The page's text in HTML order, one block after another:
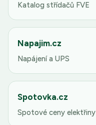
Katalog střídačů FVE
Napajim.cz
Napájení a UPS
Spotovka.cz
Spotové ceny elektřiny